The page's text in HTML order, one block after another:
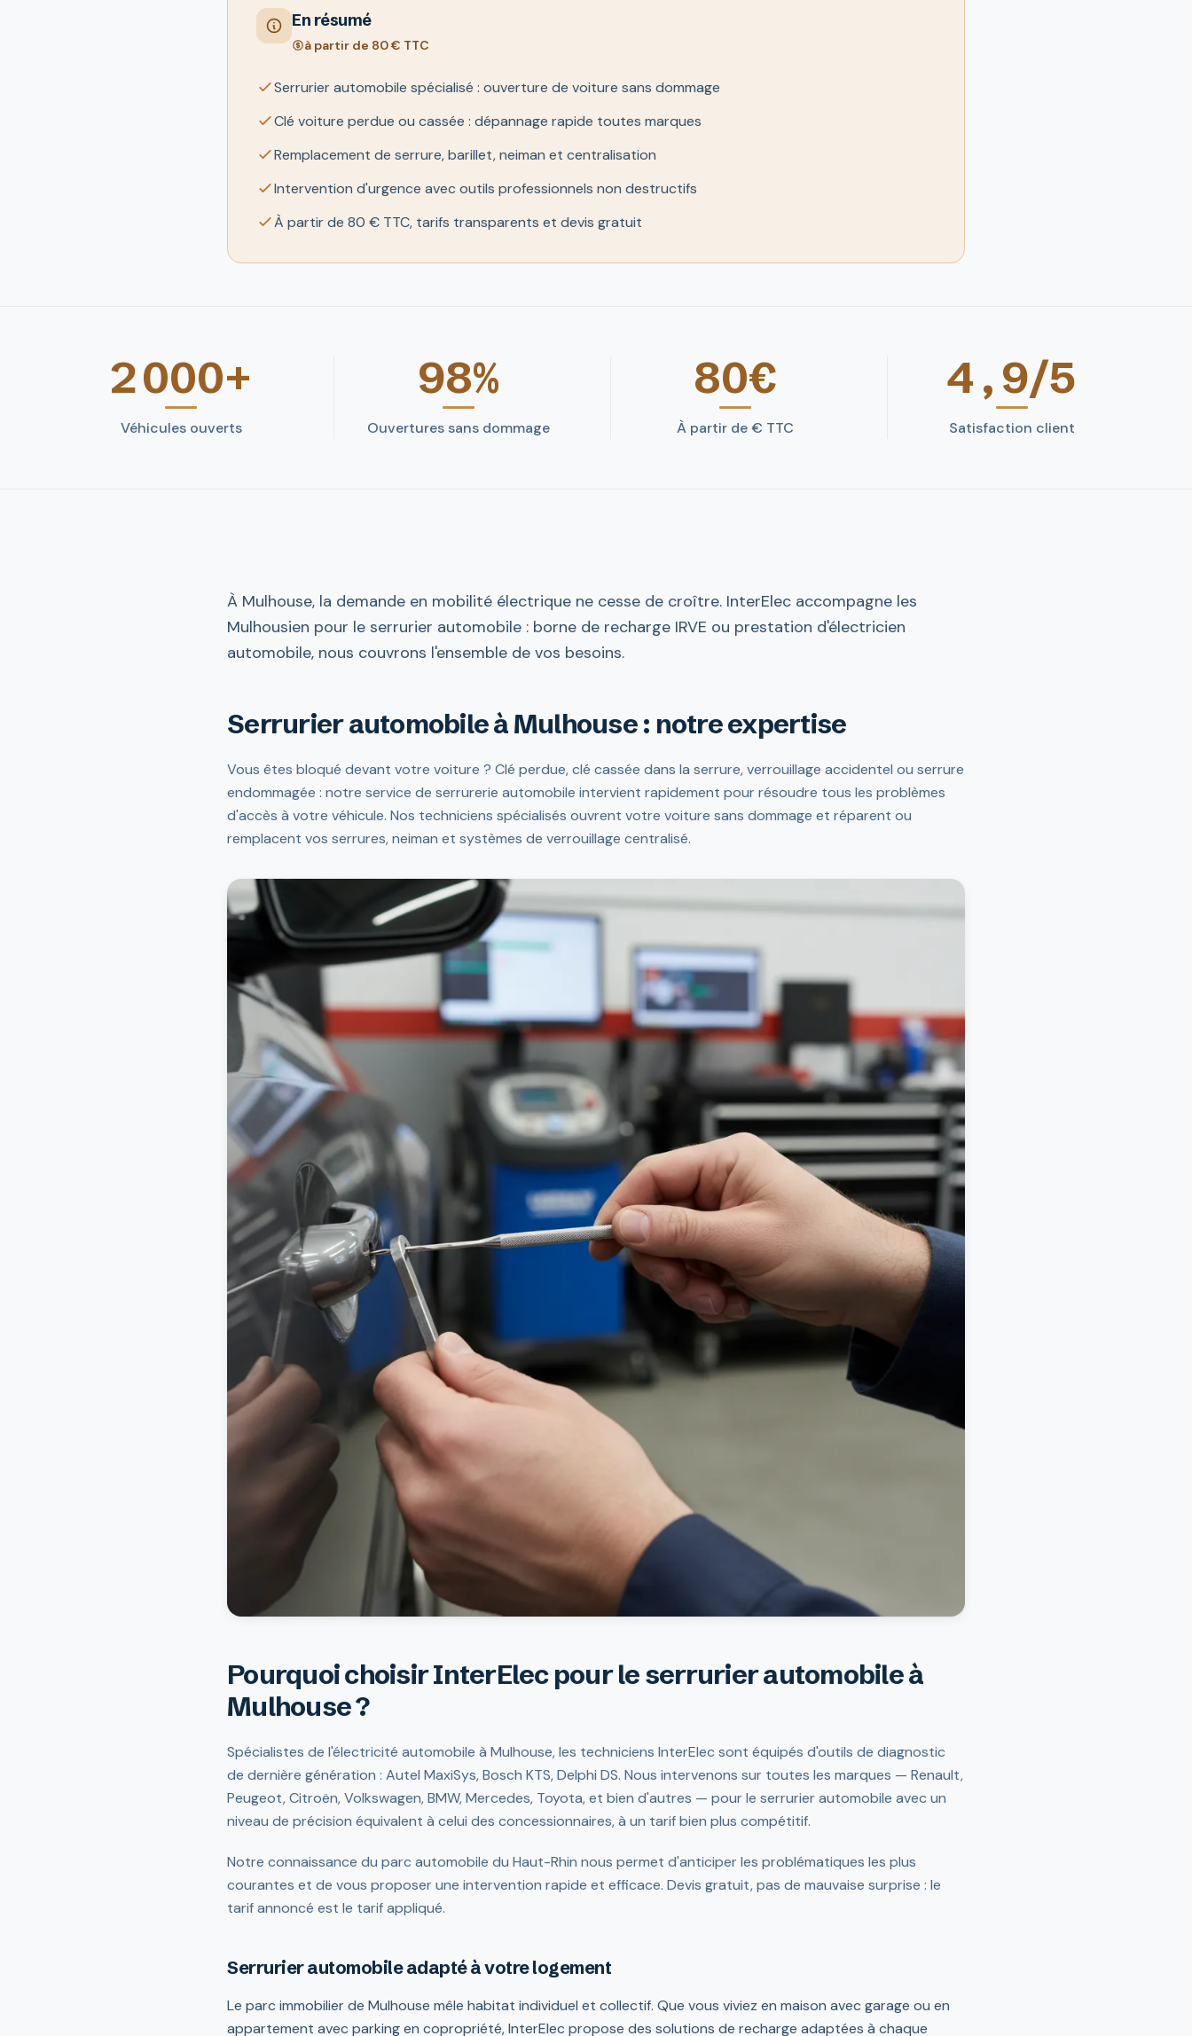
En résumé
à partir de 80 € TTC
Serrurier automobile spécialisé : ouverture de voiture sans dommage
Clé voiture perdue ou cassée : dépannage rapide toutes marques
Remplacement de serrure, barillet, neiman et centralisation
Intervention d'urgence avec outils professionnels non destructifs
À partir de 80 € TTC, tarifs transparents et devis gratuit
2 000+
Véhicules ouverts
98%
Ouvertures sans dommage
80€
À partir de € TTC
4,9/5
Satisfaction client
À Mulhouse, la demande en mobilité électrique ne cesse de croître. InterElec accompagne les
Mulhousien pour le serrurier automobile : borne de recharge IRVE ou prestation d'électricien
automobile, nous couvrons l'ensemble de vos besoins.
Serrurier automobile à Mulhouse : notre expertise
Vous êtes bloqué devant votre voiture ? Clé perdue, clé cassée dans la serrure, verrouillage accidentel ou serrure
endommagée : notre service de serrurerie automobile intervient rapidement pour résoudre tous les problèmes
d'accès à votre véhicule. Nos techniciens spécialisés ouvrent votre voiture sans dommage et réparent ou
remplacent vos serrures, neiman et systèmes de verrouillage centralisé.
Pourquoi choisir InterElec pour le serrurier automobile à
Mulhouse ?
Spécialistes de l'électricité automobile à Mulhouse, les techniciens InterElec sont équipés d'outils de diagnostic
de dernière génération : Autel MaxiSys, Bosch KTS, Delphi DS. Nous intervenons sur toutes les marques — Renault,
Peugeot, Citroën, Volkswagen, BMW, Mercedes, Toyota, et bien d'autres — pour le serrurier automobile avec un
niveau de précision équivalent à celui des concessionnaires, à un tarif bien plus compétitif.
Notre connaissance du parc automobile du Haut-Rhin nous permet d'anticiper les problématiques les plus
courantes et de vous proposer une intervention rapide et efficace. Devis gratuit, pas de mauvaise surprise : le
tarif annoncé est le tarif appliqué.
Serrurier automobile adapté à votre logement
Le parc immobilier de Mulhouse mêle habitat individuel et collectif. Que vous viviez en maison avec garage ou en
appartement avec parking en copropriété, InterElec propose des solutions de recharge adaptées à chaque